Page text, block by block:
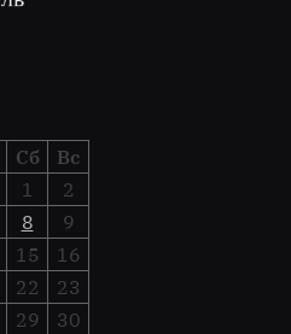
Сб
Вс
1
2
8
9
15
16
22
23
29 30